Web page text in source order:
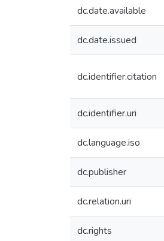
dc.date.available
dc.date.issued
dc.identifier.citation
dc.identifier.uri
dc.language.iso
dc.publisher
dc.relation.uri
dc.rights